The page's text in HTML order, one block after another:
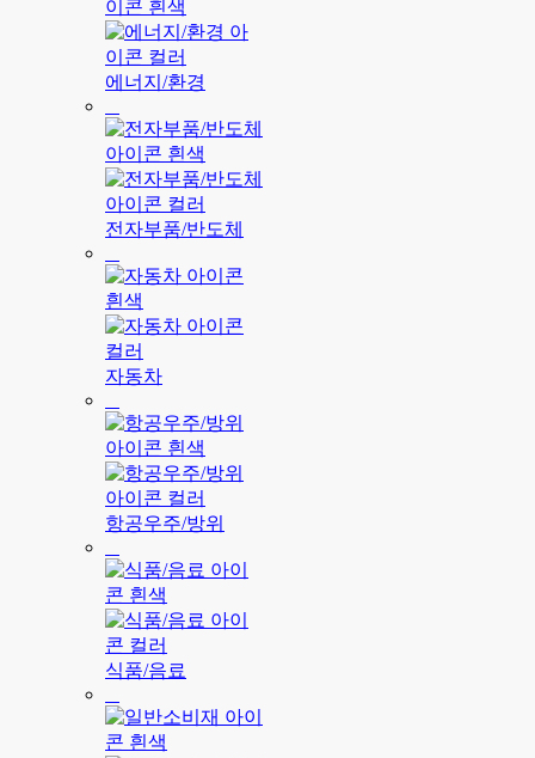
에너지/환경
전자부품/반도체
자동차
항공우주/방위
식품/음료